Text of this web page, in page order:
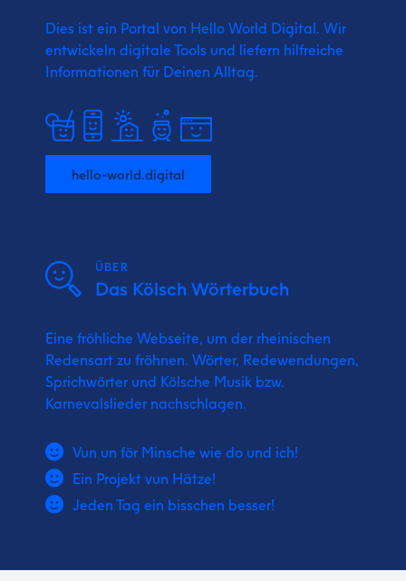
Dies ist ein Portal von Hello World Digital. Wir
entwickeln digitale Tools und liefern hilfreiche
Informationen für Deinen Alltag.
hello-world.digital
ÜBER
Das Kölsch Wörterbuch
Eine fröhliche Webseite, um der rheinischen
Redensart zu fröhnen. Wörter, Redewendungen,
Sprichwörter und Kölsche Musik bzw.
Karnevalslieder nachschlagen.
Vun un för Minsche wie do und ich!
Ein Projekt vun Hätze!
Jeden Tag ein bisschen besser!